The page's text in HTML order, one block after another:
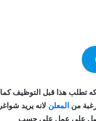
تطلب هذا قبل التوظيف كما
من المعلن لانه يريد شواغر
على عمل على حسب